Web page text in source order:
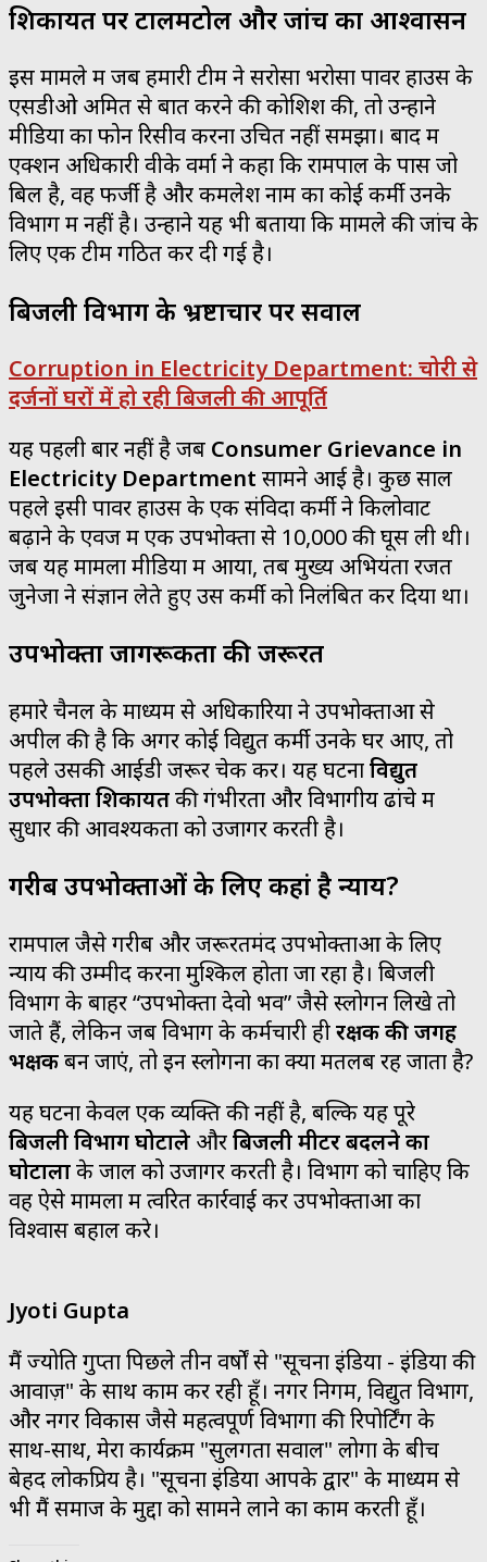
शिकायत पर टालमटोल और जांच का आश्वासन
इस मामले में जब हमारी टीम ने सरोसा भरोसा पावर हाउस के
एसडीओ अमित से बात करने की कोशिश की, तो उन्होंने
मीडिया का फोन रिसीव करना उचित नहीं समझा। बाद में
एक्शन अधिकारी वीके वर्मा ने कहा कि रामपाल के पास जो
बिल है, वह फर्जी है और कमलेश नाम का कोई कर्मी उनके
विभाग में नहीं है। उन्होंने यह भी बताया कि मामले की जांच के
लिए एक टीम गठित कर दी गई है।
बिजली विभाग के भ्रष्टाचार पर सवाल
Corruption in Electricity Department: चोरी से
दर्जनों घरों में हो रही बिजली की आपूर्ति
यह पहली बार नहीं है जब Consumer Grievance in
Electricity Department सामने आई है। कुछ साल
पहले इसी पावर हाउस के एक संविदा कर्मी ने किलोवाट
बढ़ाने के एवज में एक उपभोक्ता से ₹10,000 की घूस ली थी।
जब यह मामला मीडिया में आया, तब मुख्य अभियंता रजत
जुनेजा ने संज्ञान लेते हुए उस कर्मी को निलंबित कर दिया था।
उपभोक्ता जागरूकता की जरूरत
हमारे चैनल के माध्यम से अधिकारियों ने उपभोक्ताओं से
अपील की है कि अगर कोई विद्युत कर्मी उनके घर आए, तो
पहले उसकी आईडी जरूर चेक करें। यह घटनाविद्युत
उपभोक्ता शिकायतकी गंभीरता और विभागीय ढांचे में
सुधार की आवश्यकता को उजागर करती है।
गरीब उपभोक्ताओं के लिए कहां है न्याय?
रामपाल जैसे गरीब और जरूरतमंद उपभोक्ताओं के लिए
न्याय की उम्मीद करना मुश्किल होता जा रहा है। बिजली
विभाग के बाहर “उपभोक्ता देवो भव” जैसे स्लोगन लिखे तो
जाते हैं, लेकिन जब विभाग के कर्मचारी हीरक्षक की जगह
भक्षकबन जाएं, तो इन स्लोगनों का क्या मतलब रह जाता है?
यह घटना केवल एक व्यक्ति की नहीं है, बल्कि यह पूरे
बिजली विभाग घोटाले औरबिजली मीटर बदलने का
घोटालाके जाल को उजागर करती है। विभाग को चाहिए कि
वह ऐसे मामलों में त्वरित कार्रवाई कर उपभोक्ताओं का
विश्वास बहाल करे।
Jyoti Gupta
मैं ज्योति गुप्ता पिछले तीन वर्षों से "सूचना इंडिया - इंडिया की
आवाज़" के साथ काम कर रही हूँ। नगर निगम, विद्युत विभाग,
और नगर विकास जैसे महत्वपूर्ण विभागों की रिपोर्टिंग के
साथ-साथ, मेरा कार्यक्रम "सुलगता सवाल" लोगों के बीच
बेहद लोकप्रिय है। "सूचना इंडिया आपके द्वार" के माध्यम से
भी मैं समाज के मुद्दों को सामने लाने का काम करती हूँ।